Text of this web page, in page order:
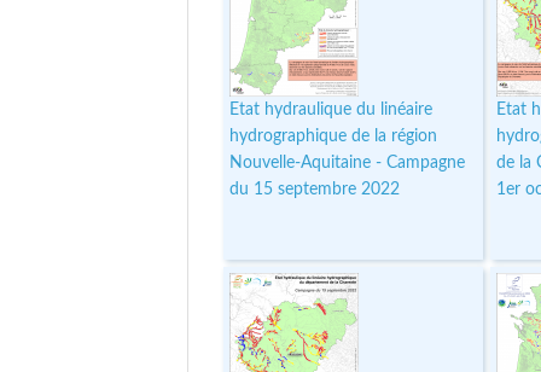
Etat hydraulique du linéaire
hydrographique de la région
Nouvelle-Aquitaine - Campagne
du 15 septembre 2022
Etat
de la
1er